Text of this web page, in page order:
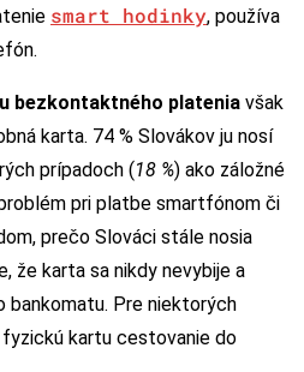
smart hodinky, používa
bezkontaktného platenia však
karta. 74 % Slovákov ju nosí
prípadoch (18 %) ako záložné
pri platbe smartfónom či
prečo Slováci stále nosia
že karta sa nikdy nevybije a
bankomatu. Pre niektorých
kartu cestovanie do